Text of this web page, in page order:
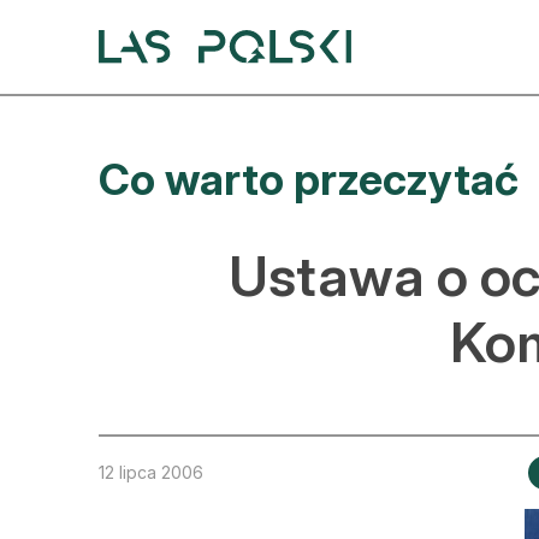
Co warto przeczytać
Ustawa o
12 lipca 2006